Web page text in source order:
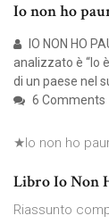
Io non ho
IO NON HO
analizzato è “Io
di un paese nel
6 Comments
★Io non ho
Libro Io Non
Riassunto